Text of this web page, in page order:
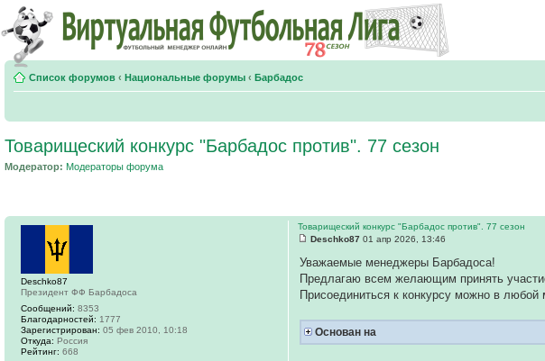
Список форумов ‹ Национальные форумы ‹ Барбадос
Товарищеский конкурс "Барбадос против". 77 сезон
Модератор: Модераторы форума
Товарищеский конкурс "Барбадос против". 77 сезон
Deschko87 01 апр 2026, 13:46
Уважаемые менеджеры Барбадоса!
Предлагаю всем желающим принять
Присоединиться к конкурсу можно в
Основан на
Deschko87
Президент ФФ Барбадоса
Сообщений: 8353
Благодарностей: 1777
Зарегистрирован: 05 фев 2010, 10:18
Откуда: Россия
Рейтинг: 668